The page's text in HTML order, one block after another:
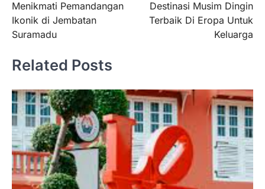
navigation
Menikmati Pemandangan
Ikonik di Jembatan
Suramadu
Destinasi Musim Dingin
Terbaik Di Eropa Untuk
Keluarga
Related Posts